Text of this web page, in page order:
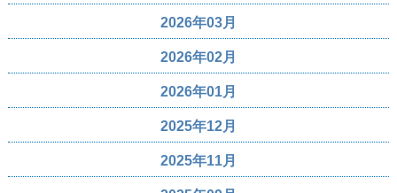
2026年03月
2026年02月
2026年01月
2025年12月
2025年11月